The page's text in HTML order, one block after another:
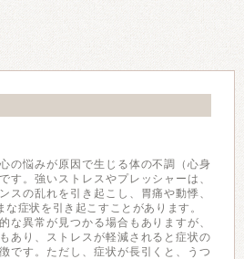
の悩みが原因で生じる体の不調（心身
す。強いストレスやプレッシャーは、
スの乱れを引き起こし、胃痛や動悸、
症状を引き起こすことがあります。
な異常が見つかる場合もありますが、
あり、ストレスが軽減されると症状の
です。ただし、症状が長引くと、うつ